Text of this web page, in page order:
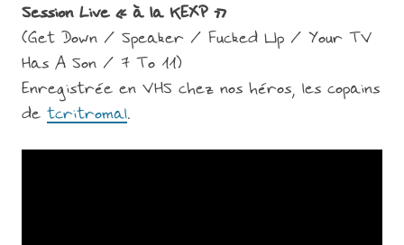
Session Live « à la KEXP »
(Get Down / Speaker / Fucked Up / Your TV
Has A Son / 7 To 11)
Enregistrée en VHS chez nos héros, les copains
de tcritromal.